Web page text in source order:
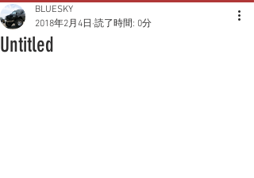
Untitled
BLUESKY
2018年2月4日 読了時間: 0分